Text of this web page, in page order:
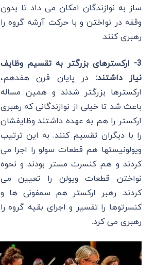
ساز به نوازندگان امکان می داد تا بدون
وقفه در نواختن و با حرکت آرشه گروه را
رهبری کنند.
3- ارکسترهای بزرگتر به تقسیم وظایف
نیاز داشتند: در پایان قرن هفدهم،
ارکسترها بزرگتر شدند و همین مساله
باعث شد تا خیلی از نوازندگانی که رهبری
ارکستر را هم به عهده داشتند وظایفشان
را با دیگران تقسیم کنند. به این ترتیب
ویولونیستها هم قطعات سولو را اجرا می
کردند و هم کنسرت مستر بودند و نحوه
نواختن قطعات ویولن را تعیین می
کردند. رهبر ارکستر هم سمفونی ها و
کنسرتوها را تفسیر و اجرای بقیه گروه را
رهبری می کرد.